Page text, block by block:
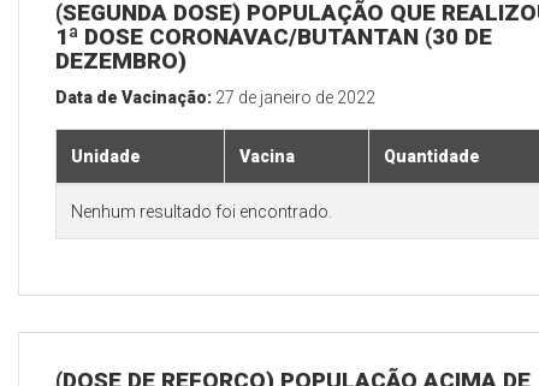
(SEGUNDA DOSE) POPULAÇÃO QUE
1ª DOSE CORONAVAC/BUTANTAN (30 DE
DEZEMBRO)
Data de Vacinação: 27 de janeiro de 2022
Unidade Vacina Quantidade
Nenhum resultado foi encontrado.